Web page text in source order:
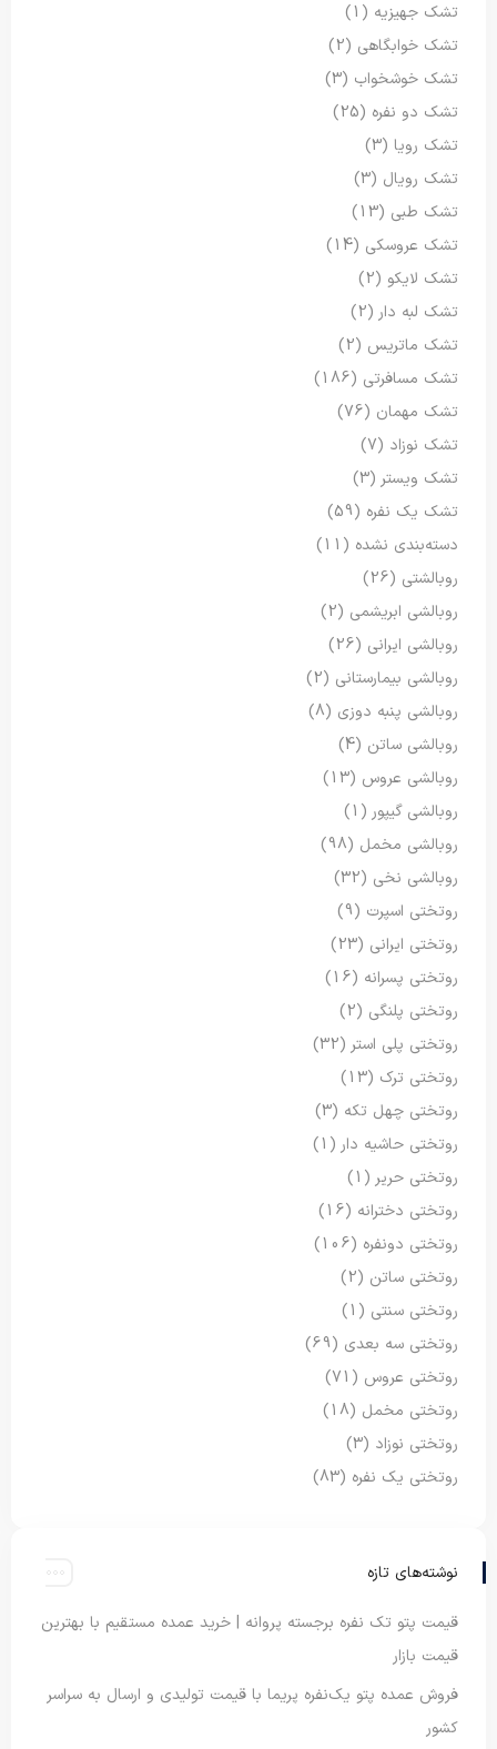
تشک جهیزیه (1)
تشک خوابگاهی (2)
تشک خوشخواب (3)
تشک دو نفره (25)
تشک رویا (3)
تشک رویال (3)
تشک طبی (13)
تشک عروسکی (14)
تشک لایکو (2)
تشک لبه دار (2)
تشک ماتریس (2)
تشک مسافرتی (186)
تشک مهمان (76)
تشک نوزاد (7)
تشک ویستر (3)
تشک یک نفره (59)
دسته‌بندی نشده (11)
روبالشتی (26)
روبالشی ابریشمی (2)
روبالشی ایرانی (26)
روبالشی بیمارستانی (2)
روبالشی پنبه دوزی (8)
روبالشی ساتن (4)
روبالشی عروس (13)
روبالشی گیپور (1)
روبالشی مخمل (98)
روبالشی نخی (32)
روتختی اسپرت (9)
روتختی ایرانی (23)
روتختی پسرانه (16)
روتختی پلنگی (2)
روتختی پلی استر (32)
روتختی ترک (13)
روتختی چهل تکه (3)
روتختی حاشیه دار (1)
روتختی حریر (1)
روتختی دخترانه (16)
روتختی دونفره (106)
روتختی ساتن (2)
روتختی سنتی (1)
روتختی سه بعدی (69)
روتختی عروس (71)
روتختی مخمل (18)
روتختی نوزاد (3)
روتختی یک نفره (83)
نوشته‌های تازه
قیمت پتو تک نفره برجسته پروانه | خرید عمده مستقیم با بهترین
قیمت بازار
فروش عمده پتو یک‌نفره پریما با قیمت تولیدی و ارسال به سراسر
کشور